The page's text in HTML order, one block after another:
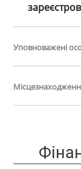
Уповноважені